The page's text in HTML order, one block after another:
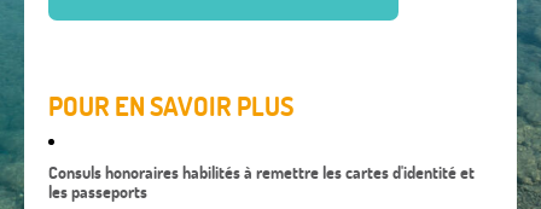
POUR EN SAVOIR PLUS
Consuls honoraires habilités à remettre les cartes d'identité et
les passeports